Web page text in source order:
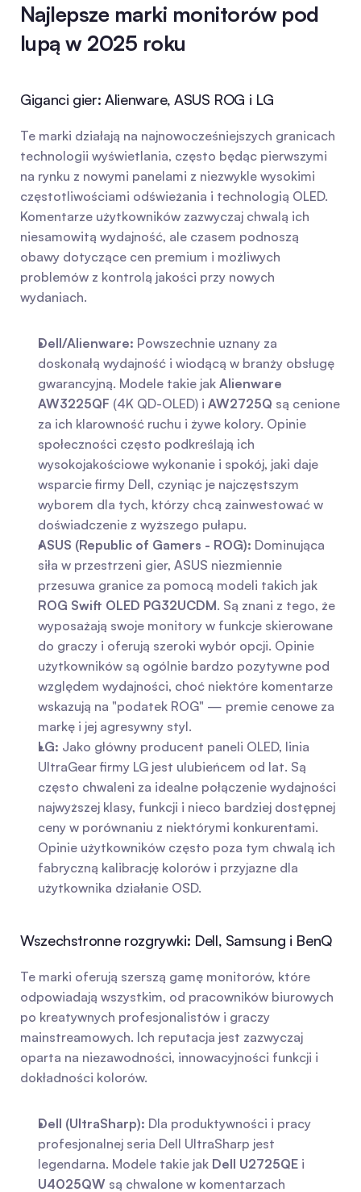
Najlepsze marki monitorów pod
lupą w 2025 roku
Giganci gier: Alienware, ASUS ROG i LG
Te marki działają na najnowocześniejszych granicach
technologii wyświetlania, często będąc pierwszymi
na rynku z nowymi panelami z niezwykle wysokimi
częstotliwościami odświeżania i technologią OLED.
Komentarze użytkowników zazwyczaj chwalą ich
niesamowitą wydajność, ale czasem podnoszą
obawy dotyczące cen premium i możliwych
problemów z kontrolą jakości przy nowych
wydaniach.
Dell/Alienware: Powszechnie uznany za
doskonałą wydajność i wiodącą w branży obsługę
gwarancyjną. Modele takie jak Alienware
AW3225QF (4K QD-OLED) i AW2725Q są cenione
za ich klarowność ruchu i żywe kolory. Opinie
społeczności często podkreślają ich
wysokojakościowe wykonanie i spokój, jaki daje
wsparcie firmy Dell, czyniąc je najczęstszym
wyborem dla tych, którzy chcą zainwestować w
doświadczenie z wyższego pułapu.
ASUS (Republic of Gamers - ROG): Dominująca
siła w przestrzeni gier, ASUS niezmiennie
ROG Swift OLED PG32UCDM. Są znani z tego, że
wyposażają swoje monitory w funkcje skierowane
do graczy i oferują szeroki wybór opcji. Opinie
użytkowników są ogólnie bardzo pozytywne pod
względem wydajności, choć niektóre komentarze
wskazują na "podatek ROG" — premie cenowe za
markę i jej agresywny styl.
LG: Jako główny producent paneli OLED, linia
UltraGear firmy LG jest ulubieńcem od lat. Są
często chwaleni za idealne połączenie wydajności
najwyższej klasy, funkcji i nieco bardziej dostępnej
ceny w porównaniu z niektórymi konkurentami.
Opinie użytkowników często poza tym chwalą ich
fabryczną kalibrację kolorów i przyjazne dla
użytkownika działanie OSD.
Wszechstronne rozgrywki: Dell, Samsung i BenQ
Te marki oferują szerszą gamę monitorów, które
odpowiadają wszystkim, od pracowników biurowych
po kreatywnych profesjonalistów i graczy
mainstreamowych. Ich reputacja jest zazwyczaj
oparta na niezawodności, innowacyjności funkcji i
dokładności kolorów.
Dell (UltraSharp): Dla produktywności i pracy
profesjonalnej seria Dell UltraSharp jest
legendarna. Modele takie jak Dell U2725QE
U4025QW są chwalone w komentarzach